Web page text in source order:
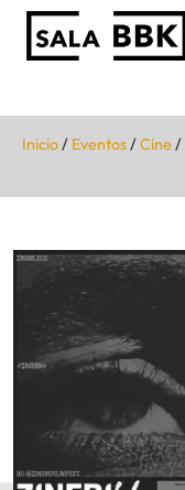
Inicio/ Eventos/Cine/